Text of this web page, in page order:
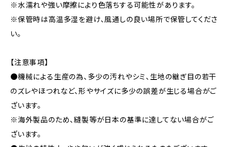
※水濡れや強い摩擦により色落ちする可能性があります。
※保管時は高温多湿を避け、風通しの良い場所で保管してくださ
い。
【注意事項】
●機械による生産の為、多少の汚れやシミ、生地の継ぎ目の若干
のズレやほつれなど、形やサイズに多少の誤差が生じる場合がご
ざいます。
※海外製品のため、縫製等が日本の基準に達してない場合がご
ざいます。